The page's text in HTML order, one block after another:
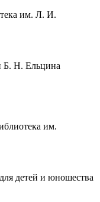
им. Л. И.
Б. Н. Ельцина
им.
детей и юношества